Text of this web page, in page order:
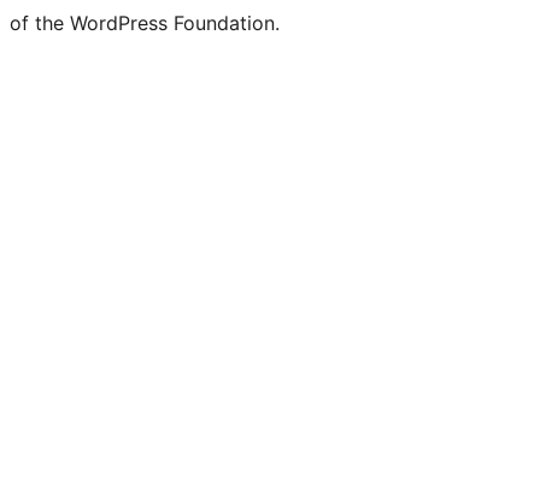
of the WordPress Foundation.